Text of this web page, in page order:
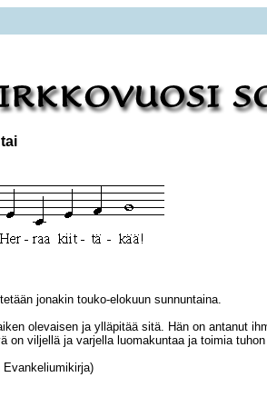
jonakin touko-elokuun sunnuntaina.
olevaisen ja ylläpitää sitä. Hän on antanut
on viljellä ja varjella luomakuntaa ja toimia